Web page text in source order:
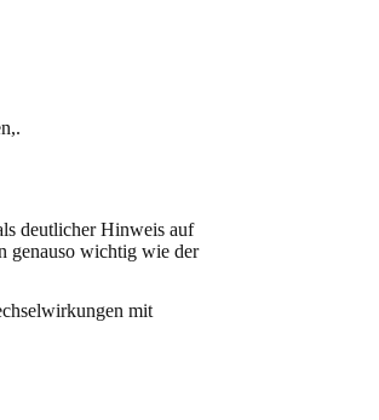
deutlicher Hinweis auf
genauso wichtig wie der
mit